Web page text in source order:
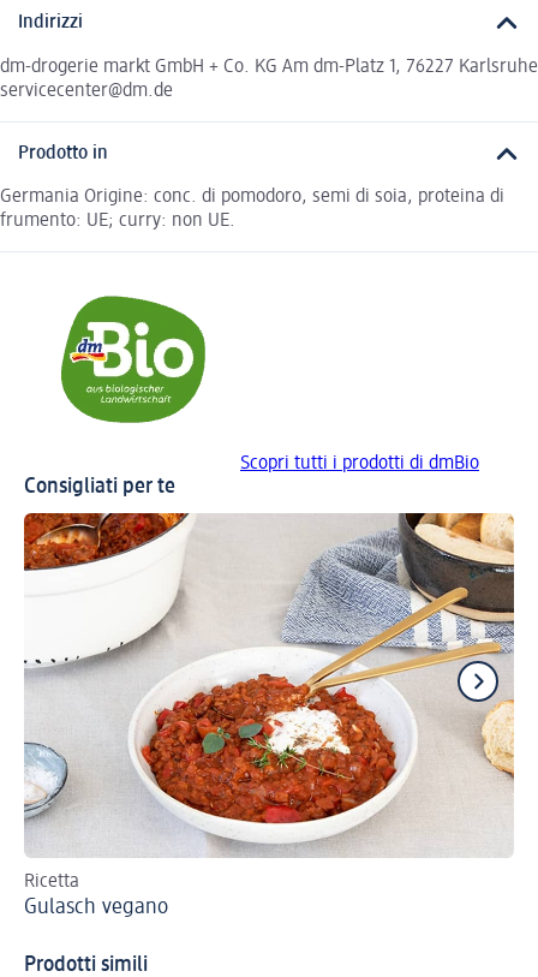
Indirizzi
dm-drogerie markt GmbH + Co. KG Am dm-Platz 1, 76227 Karlsruhe
servicecenter@dm.de
Prodotto in
Germania Origine: conc. di pomodoro, semi di soia, proteina di
frumento: UE; curry: non UE.
Scopri tutti i prodotti di dmBio
Consigliati per te
Ricetta
Gulasch vegano
Prodotti simili